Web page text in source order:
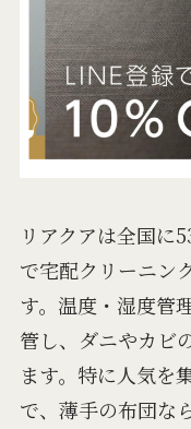
リアクアは全国に
で宅配クリーニン
す。温度・湿度管
管し、ダニやカビ
ます。特に人気を
で、薄手の布団な